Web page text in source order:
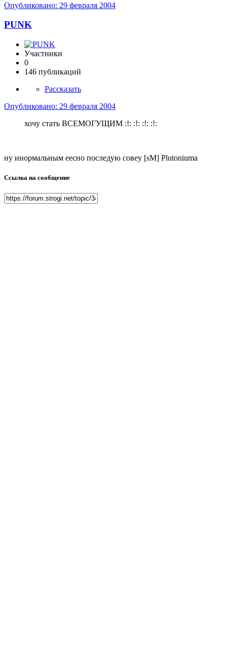
Опубликовано: 29 февраля 2004
PUNK
Участники
0
146 публикаций
Рассказать
Опубликовано: 29 февраля 2004
хочу стать ВСЕМОГУЩИМ :!: :!: :!: :!:
ну инормальным еесно последую совеу [sM] Plutoniumа
Ссылка на сообщение